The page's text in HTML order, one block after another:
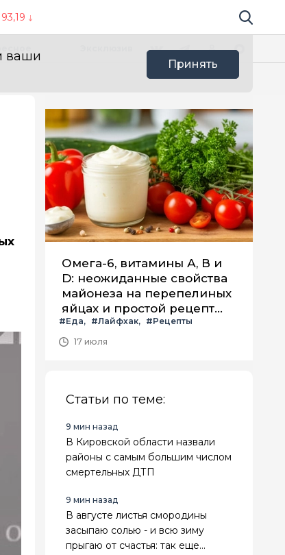
93,19 Поиск по
ваши
Принять
Омега-6, витамины А, В и
D: неожиданные свойства
майонеза на перепелиных
яйцах и простой рецепт
летнего салата с ним
#Еда #Лайфхак
#Рецепты
17 июля
Статьи по теме:
9 мин назад
В Кировской области назвали
районы с самым большим числом
смертельных ДТП
9 мин назад
В августе листья смородины
засыпаю солью - и всю зиму
прыгаю от счастья: так еще